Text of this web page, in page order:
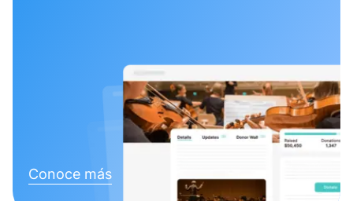
Conoce más